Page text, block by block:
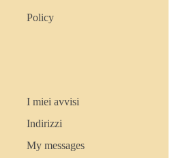
Policy
I miei avvisi
Indirizzi
My messages